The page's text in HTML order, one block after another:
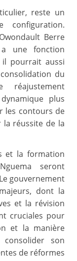
reste un
Berre
une fonction
il pourrait aussi
du
réajustement
plus
les contours de
la réussite de la
et la formation
seront
gouvernement
dont la
et la révision
cruciales pour
et la manière
son
de réformes